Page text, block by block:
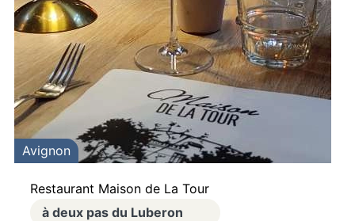
Avignon
Restaurant Maison de La Tour
à deux pas du Luberon